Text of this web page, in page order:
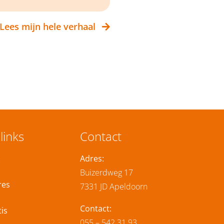
Lees mijn hele verhaal
Contact
Adres:
Buizerdweg 17
7331 JD Apeldoorn
Contact: